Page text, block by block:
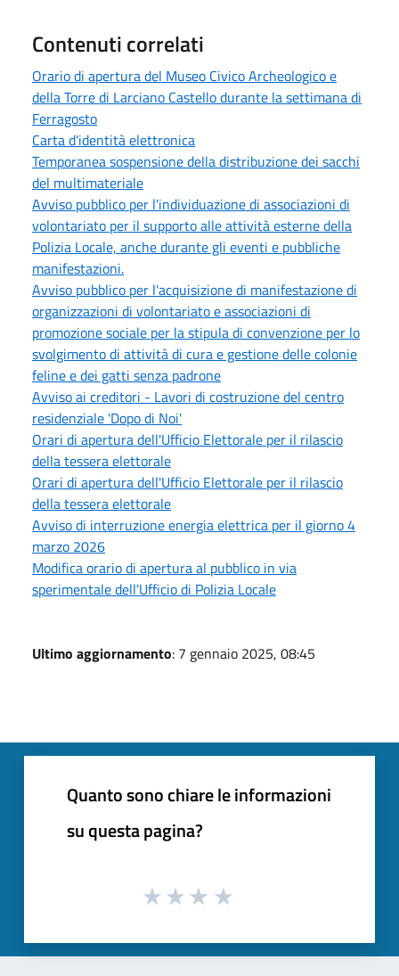
Contenuti correlati
Orario di apertura del Museo Civico Archeologico e
della Torre di Larciano Castello durante la settimana di
Ferragosto
Carta d'identità elettronica
Temporanea sospensione della distribuzione dei sacchi
del multimateriale
Avviso pubblico per l'individuazione di associazioni di
volontariato per il supporto alle attività esterne della
Polizia Locale, anche durante gli eventi e pubbliche
manifestazioni.
Avviso pubblico per l'acquisizione di manifestazione di
organizzazioni di volontariato e associazioni di
promozione sociale per la stipula di convenzione per lo
svolgimento di attività di cura e gestione delle colonie
feline e dei gatti senza padrone
Avviso ai creditori - Lavori di costruzione del centro
residenziale 'Dopo di Noi'
Orari di apertura dell'Ufficio Elettorale per il rilascio
della tessera elettorale
Orari di apertura dell'Ufficio Elettorale per il rilascio
della tessera elettorale
Avviso di interruzione energia elettrica per il giorno 4
marzo 2026
Modifica orario di apertura al pubblico in via
sperimentale dell'Ufficio di Polizia Locale
Ultimo aggiornamento: 7 gennaio 2025, 08:45
Quanto sono chiare le informazioni
su questa pagina?